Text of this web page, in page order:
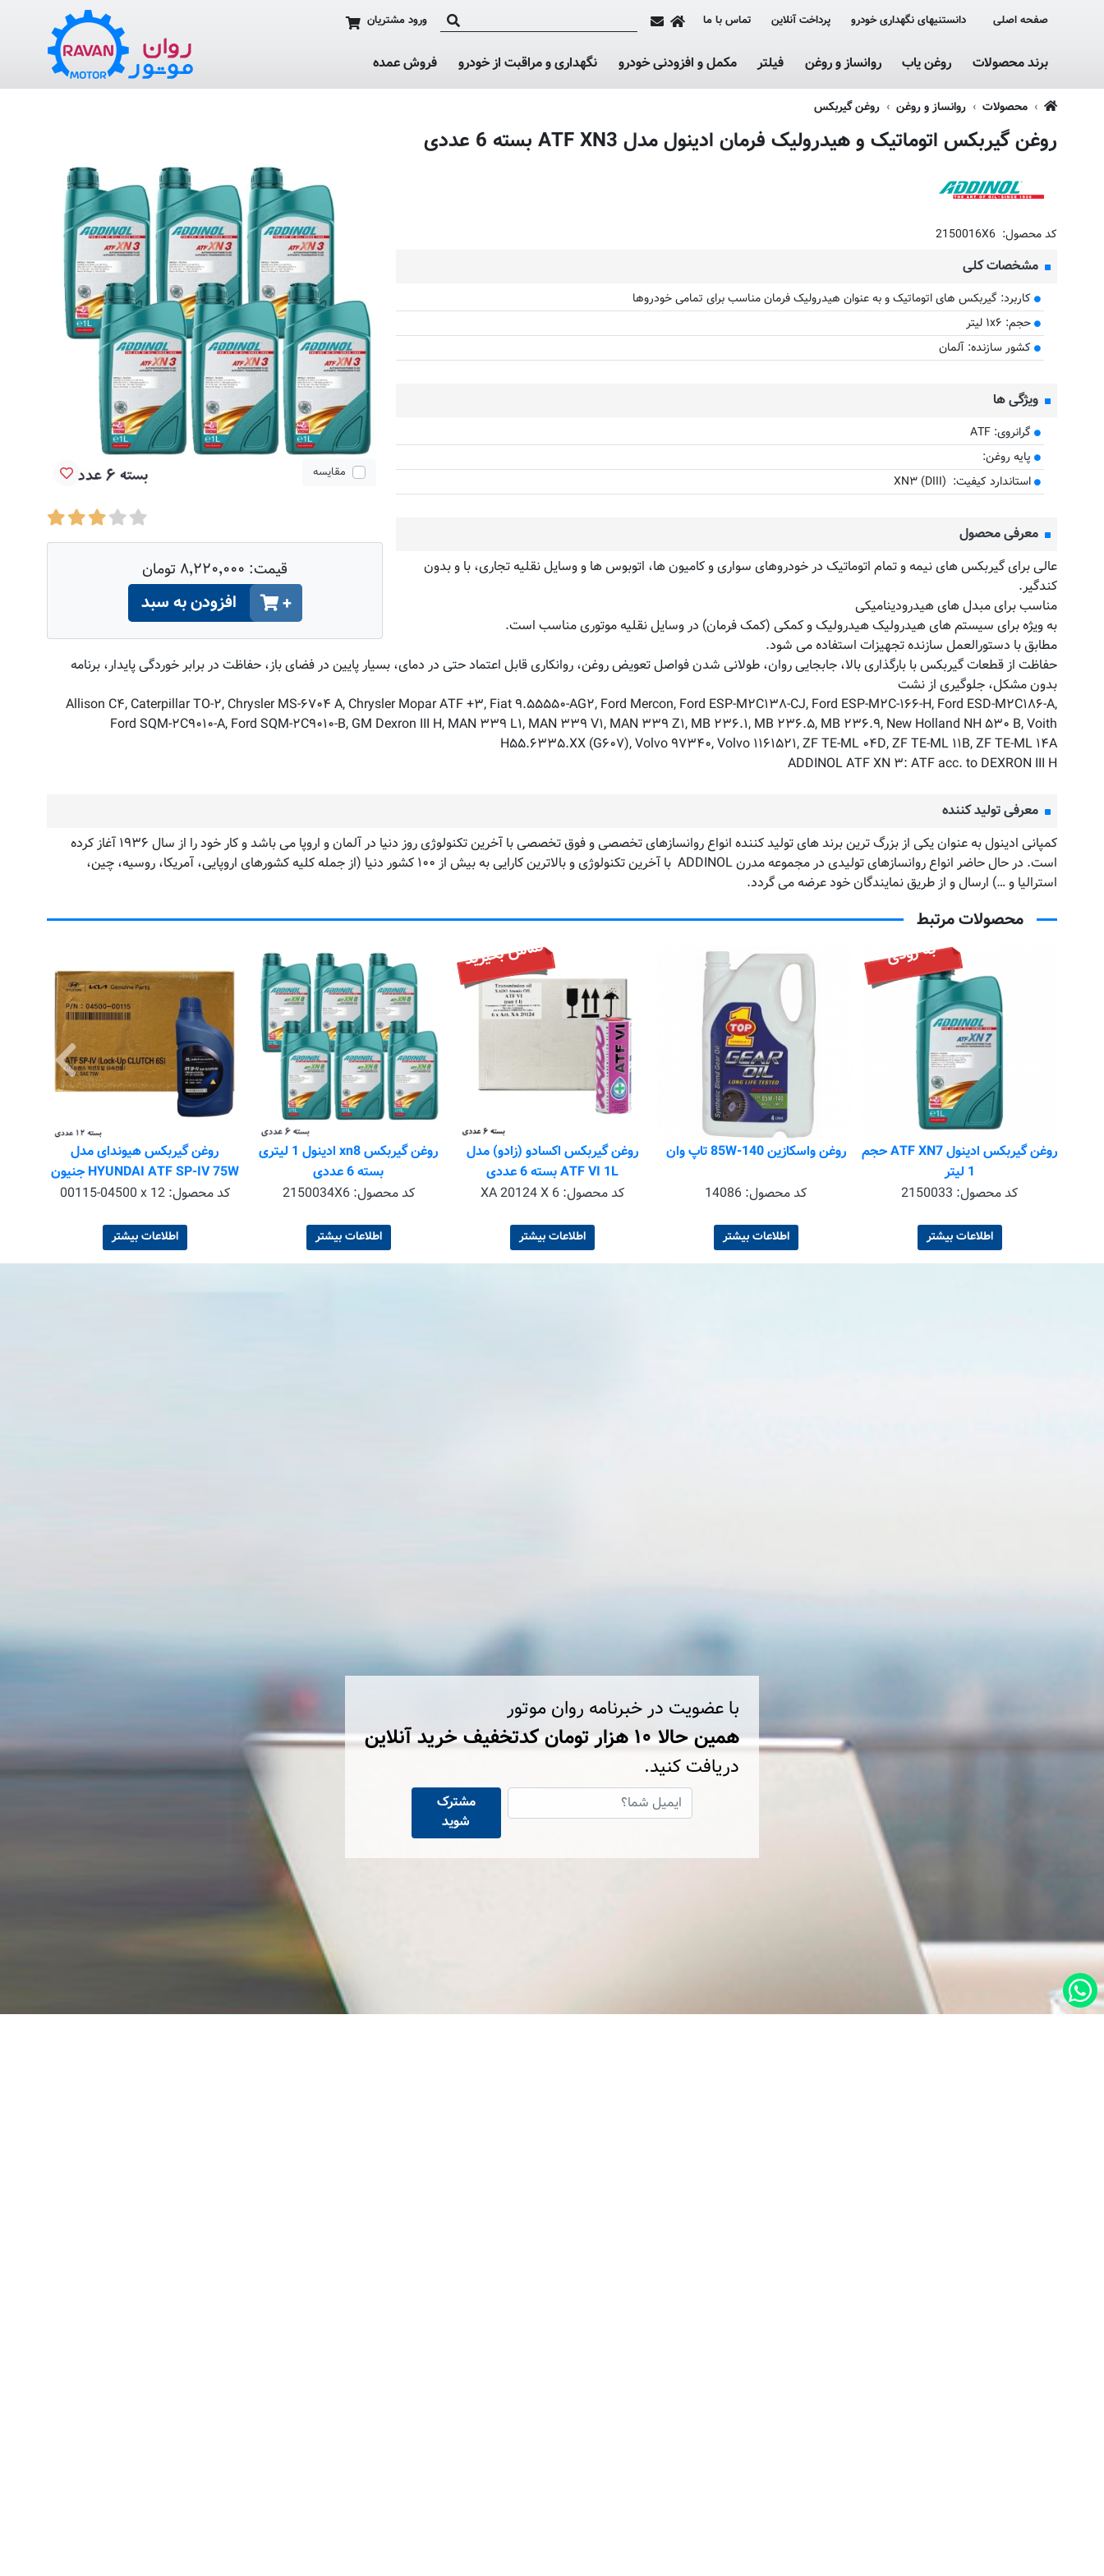
صفحه اصلی دانستنیهای نگهداری خودرو پرداخت آنلاین تماس با ما ورود مشتریان
برند محصولات روغن یاب روانساز و روغن فیلتر مکمل و افزودنی خودرو نگهداری و مراقبت از خودرو فروش عمده
محصولات روانساز و روغن روغن گیربکس
روغن گیربکس اتوماتیک و هیدرولیک فرمان ادینول مدل ATF XN3 بسته 6 عددی
مقایسه
قیمت: ۸٬۲۲۰٬۰۰۰ تومان
+ افزودن به سبد
کد محصول: 2150016X6
مشخصات کلی
کاربرد: گیربکس های اتوماتیک و به عنوان هیدرولیک فرمان مناسب برای تمامی خودروها
حجم: ۱x۶ لیتر
کشور سازنده: آلمان
ویژگی ها
گرانروی: ATF
پایه روغن:
استاندارد کیفیت: XN۳ (DIII)
معرفی محصول
عالی برای گیربکس های نیمه و تمام اتوماتیک در خودروهای سواری و کامیون ها، اتوبوس ها و وسایل نقلیه تجاری، با و بدون
کندگیر.
مناسب برای مبدل های هیدرودینامیکی
به ویژه برای سیستم های هیدرولیک هیدرولیک و کمکی (کمک فرمان) در وسایل نقلیه موتوری مناسب است.
مطابق با دستورالعمل سازنده تجهیزات استفاده می شود.
حفاظت از قطعات گیربکس با بارگذاری بالا، جابجایی روان، طولانی شدن فواصل تعویض روغن، روانکاری قابل اعتماد حتی در دمای، بسیار پایین در فضای باز، حفاظت در برابر خوردگی پایدار، برنامه
بدون مشکل، جلوگیری از نشت
Allison C۴, Caterpillar TO-۲, Chrysler MS-۶۷۰۴ A, Chrysler Mopar ATF +۳, Fiat ۹.۵۵۵۵۰-AG۲, Ford Mercon, Ford ESP-M۲C۱۳۸-CJ, Ford ESP-M۲C-۱۶۶-H, Ford ESD-M۲C۱۸۶-A,
Ford SQM-۲C۹۰۱۰-A, Ford SQM-۲C۹۰۱۰-B, GM Dexron III H, MAN ۳۳۹ L۱, MAN ۳۳۹ V۱, MAN ۳۳۹ Z۱, MB ۲۳۶.۱, MB ۲۳۶.۵, MB ۲۳۶.۹, New Holland NH ۵۳۰ B, Voith
H۵۵.۶۳۳۵.XX (G۶۰۷), Volvo ۹۷۳۴۰, Volvo ۱۱۶۱۵۲۱, ZF TE-ML ۰۴D, ZF TE-ML ۱۱B, ZF TE-ML ۱۴A
ADDINOL ATF XN ۳: ATF acc. to DEXRON III H
معرفی تولید کننده
کمپانی ادینول به عنوان یکی از بزرگ ترین برند های تولید کننده انواع روانسازهای تخصصی و فوق تخصصی با آخرین تکنولوژی روز دنیا در آلمان و اروپا می باشد و کار خود را از سال ۱۹۳۶ آغاز کرده
است. در حال حاضر انواع روانسازهای تولیدی در مجموعه مدرن ADDINOL با آخرین تکنولوژی و بالاترین کارایی به بیش از ۱۰۰ کشور دنیا (از جمله کلیه کشورهای اروپایی، آمریکا، روسیه، چین،
استرالیا و …) ارسال و از طریق نمایندگان خود عرضه می گردد.
محصولات مرتبط
به زودی
روغن گیربکس ادینول ATF XN7 حجم
1 لیتر
کد محصول: 2150033
اطلاعات بیشتر
روغن واسکازین 85W-140 تاپ وان
کد محصول: 14086
اطلاعات بیشتر
تماس بگیرید
روغن گیربکس اکسادو (زادو) مدل
ATF VI 1L بسته 6 عددی
کد محصول:XA 20124 X 6
اطلاعات بیشتر
روغن گیربکس xn8 ادینول 1 لیتری
بسته 6 عددی
کد محصول:2150034X6
اطلاعات بیشتر
روغن گیربکس هیوندای مدل
HYUNDAI ATF SP-IV 75W جنیون
پارتس هیوندای حجم 1 لیتر بسته 12
کد محصول:00115-04500 x 12
اطلاعات بیشتر
با عضویت در خبرنامه روان موتور
همین حالا ۱۰ هزار تومان کد‌تخفیف خرید آنلاین
دریافت کنید.
مشترک
شوید